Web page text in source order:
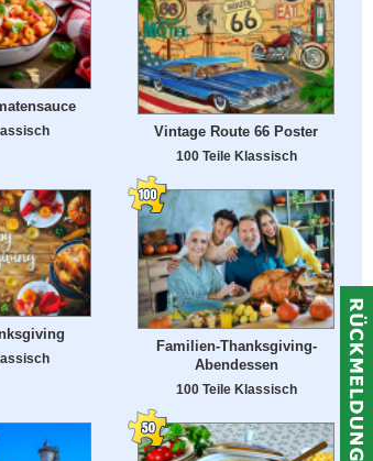
Vintage Route 66 Poster
100 Teile Klassisch
Familien-Thanksgiving-
Abendessen
100 Teile Klassisch